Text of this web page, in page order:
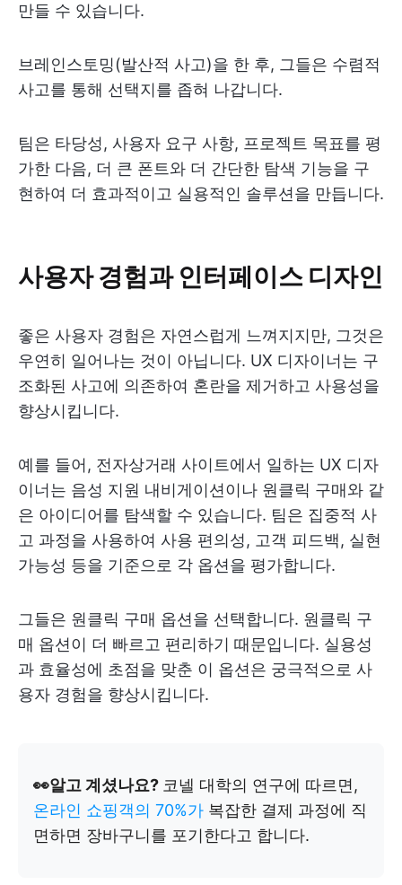
만들 수 있습니다.
브레인스토밍(발산적 사고)을 한 후, 그들은 수렴적
사고를 통해 선택지를 좁혀 나갑니다.
팀은 타당성, 사용자 요구 사항, 프로젝트 목표를 평
가한 다음, 더 큰 폰트와 더 간단한 탐색 기능을 구
현하여 더 효과적이고 실용적인 솔루션을 만듭니다.
사용자 경험과 인터페이스 디자인
좋은 사용자 경험은 자연스럽게 느껴지지만, 그것은
우연히 일어나는 것이 아닙니다. UX 디자이너는 구
조화된 사고에 의존하여 혼란을 제거하고 사용성을
향상시킵니다.
예를 들어, 전자상거래 사이트에서 일하는 UX 디자
이너는 음성 지원 내비게이션이나 원클릭 구매와 같
은 아이디어를 탐색할 수 있습니다. 팀은 집중적 사
고 과정을 사용하여 사용 편의성, 고객 피드백, 실현
가능성 등을 기준으로 각 옵션을 평가합니다.
그들은 원클릭 구매 옵션을 선택합니다. 원클릭 구
매 옵션이 더 빠르고 편리하기 때문입니다. 실용성
과 효율성에 초점을 맞춘 이 옵션은 궁극적으로 사
용자 경험을 향상시킵니다.
👀알고 계셨나요? 코넬 대학의 연구에 따르면,
온라인 쇼핑객의 70%가 복잡한 결제 과정에 직
면하면 장바구니를 포기한다고 합니다.